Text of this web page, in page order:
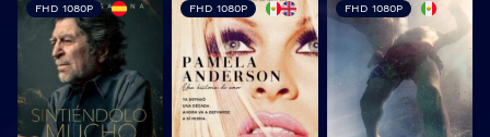
FHD 1080P FHD 1080P FHD 1080P